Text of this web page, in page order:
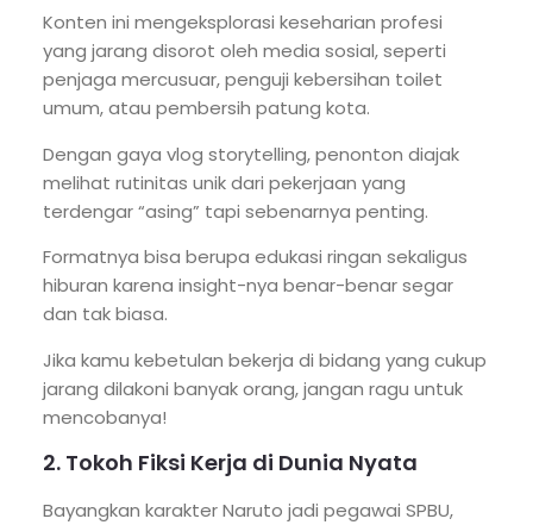
Konten ini mengeksplorasi keseharian profesi
yang jarang disorot oleh media sosial, seperti
penjaga mercusuar, penguji kebersihan toilet
umum, atau pembersih patung kota.
Dengan gaya vlog storytelling, penonton diajak
melihat rutinitas unik dari pekerjaan yang
terdengar “asing” tapi sebenarnya penting.
Formatnya bisa berupa edukasi ringan sekaligus
hiburan karena insight-nya benar-benar segar
dan tak biasa.
Jika kamu kebetulan bekerja di bidang yang cukup
jarang dilakoni banyak orang, jangan ragu untuk
mencobanya!
2. Tokoh Fiksi Kerja di Dunia Nyata
Bayangkan karakter Naruto jadi pegawai SPBU,